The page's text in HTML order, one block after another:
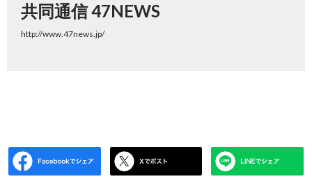
共同通信 47NEWS
http://www.47news.jp/